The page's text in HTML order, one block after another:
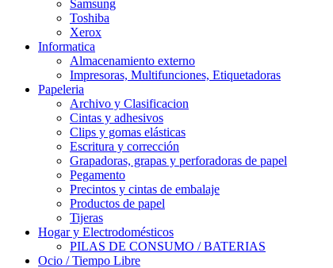
Samsung
Toshiba
Xerox
Informatica
Almacenamiento externo
Impresoras, Multifunciones, Etiquetadoras
Papeleria
Archivo y Clasificacion
Cintas y adhesivos
Clips y gomas elásticas
Escritura y corrección
Grapadoras, grapas y perforadoras de papel
Pegamento
Precintos y cintas de embalaje
Productos de papel
Tijeras
Hogar y Electrodomésticos
PILAS DE CONSUMO / BATERIAS
Ocio / Tiempo Libre